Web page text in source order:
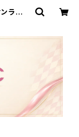
ライン